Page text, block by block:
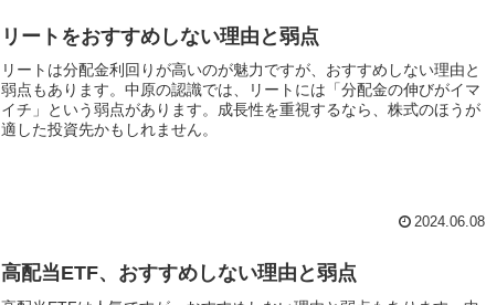
リートをおすすめしない理由と弱点
リートは分配金利回りが高いのが魅力ですが、おすすめしない理由と
弱点もあります。中原の認識では、リートには「分配金の伸びがイマ
イチ」という弱点があります。成長性を重視するなら、株式のほうが
適した投資先かもしれません。
2024.06.08
高配当ETF、おすすめしない理由と弱点